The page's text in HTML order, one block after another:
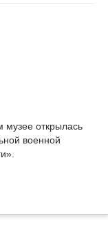
музее открылась
военной